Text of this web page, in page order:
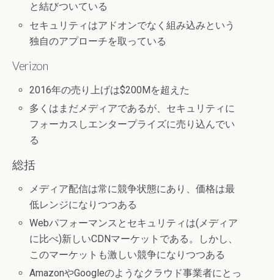
と結びついている
セキュリティはアドオンでなく組み込みという
独自のアプローチを取っている
Verizon
2016年の売り上げは$200Mを超えた
多くはまだメディアであるが、セキュリティに
フォーカスしエンタープライズに売り込んでい
る
総括
メディア配信は常に競争状態にあり、価格は最
低レンジになりつつある
Webパフォーマンスとセキュリティは(メディア
に比べ)新しいCDNマーケットである。しかし、
このマーケットも激しい競争になりつつある
AmazonやGoogleのようなクラウド事業者にとっ